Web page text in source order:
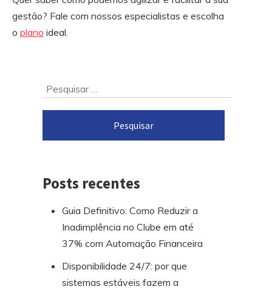
gestão? Fale com nossos especialistas e escolha
o plano ideal.
Pesquisar
Posts recentes
Guia Definitivo: Como Reduzir a
Inadimplência no Clube em até
37% com Automação Financeira
Disponibilidade 24/7: por que
sistemas estáveis fazem a